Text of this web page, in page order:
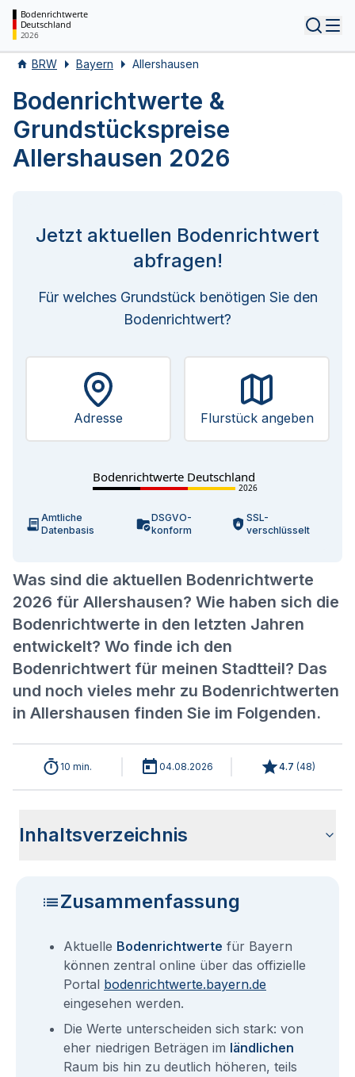
Bodenrichtwerte
Deutschland
2026
BRW Bayern Allershausen
Bodenrichtwerte &
Grundstückspreise
Allershausen 2026
Was sind die aktuellen Bodenrichtwerte
2026 für Allershausen? Wie haben sich die
Bodenrichtwerte in den letzten Jahren
entwickelt? Wo finde ich den
Bodenrichtwert für meinen Stadtteil? Das
und noch vieles mehr zu Bodenrichtwerten
in Allershausen finden Sie im Folgenden.
Jetzt aktuellen Bodenrichtwert
abfragen!
Für welches Grundstück benötigen Sie den
Bodenrichtwert?
Adresse Flurstück angeben
Bodenrichtwerte Deutschland
2026
Amtliche
Datenbasis
DSGVO-
konform
SSL-
verschlüsselt
10 min. 04.08.2026 4.7 (48)
Inhaltsverzeichnis
aktuellen Bodenrichtwerten gleichzusetzen?
Allershausen?
AllershausenZusammenfassung
Aktuelle Bodenrichtwerte für Bayern
können zentral online über das offizielle
Portal bodenrichtwerte.bayern.de
eingesehen werden.
Die Werte unterscheiden sich stark: von
eher niedrigen Beträgen im ländlichen
Raum bis hin zu deutlich höheren, teils